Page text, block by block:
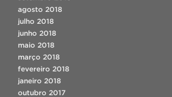
agosto 2018
julho 2018
junho 2018
maio 2018
março 2018
fevereiro 2018
janeiro 2018
outubro 2017